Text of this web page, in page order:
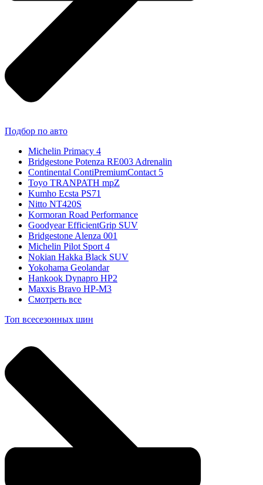
Подбор по авто
Michelin Primacy 4
Bridgestone Potenza RE003 Adrenalin
Continental ContiPremiumContact 5
Toyo TRANPATH mpZ
Kumho Ecsta PS71
Nitto NT420S
Kormoran Road Performance
Goodyear EfficientGrip SUV
Bridgestone Alenza 001
Michelin Pilot Sport 4
Nokian Hakka Black SUV
Yokohama Geolandar
Hankook Dynapro HP2
Maxxis Bravo HP-M3
Смотреть все
Топ всесезонных шин